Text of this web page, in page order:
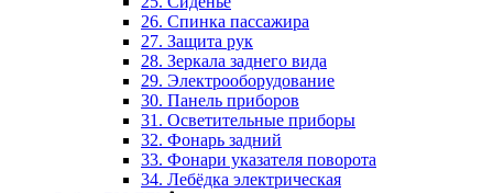
26. Спинка пассажира
27. Защита рук
28. Зеркала заднего вида
29. Электрооборудование
30. Панель приборов
31. Oсветительные приборы
32. Фонарь задний
33. Фонари указателя поворота
34. Лебёдка электрическая